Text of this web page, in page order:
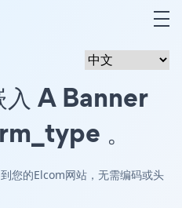
入 A Banner
。
您的Elcom网站，无需编码或头